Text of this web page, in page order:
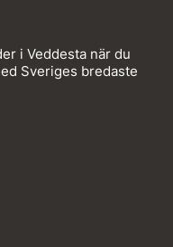
i Veddesta när du
Sveriges bredaste